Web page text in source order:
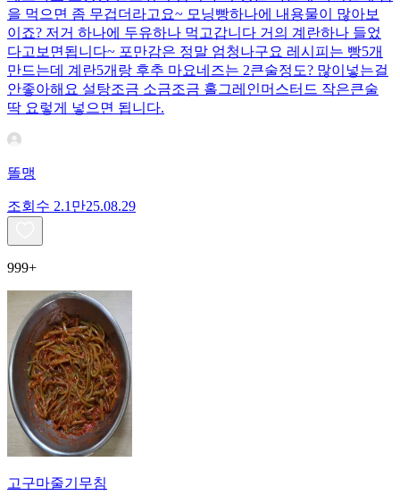
을 먹으면 좀 무겁더라고요~ 모닝빵하나에 내용물이 많아보
이죠? 저거 하나에 두유하나 먹고갑니다 거의 계란하나 들었
다고보면됩니다~ 포만감은 정말 엄청나구요 레시피는 빵5개
만드는데 계란5개랑 후추 마요네즈는 2큰술정도? 많이넣는걸
안좋아해요 설탕조금 소금조금 홀그레인머스터드 작은큰술
딱 요렇게 넣으면 됩니다.
똘맹
조회수 2.1만25.08.29
999+
고구마줄기무침